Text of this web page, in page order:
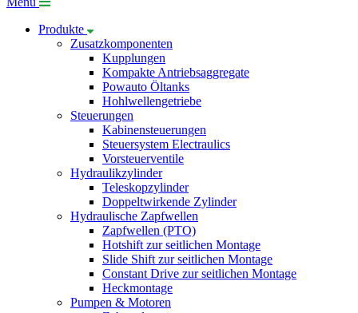
Produkte
Zusatzkomponenten
Kupplungen
Kompakte Antriebsaggregate
Powauto Öltanks
Hohlwellengetriebe
Steuerungen
Kabinensteuerungen
Steuersystem Electraulics
Vorsteuerventile
Hydraulikzylinder
Teleskopzylinder
Doppeltwirkende Zylinder
Hydraulische Zapfwellen
Zapfwellen (PTO)
Hotshift zur seitlichen Montage
Slide Shift zur seitlichen Montage
Constant Drive zur seitlichen Montage
Heckmontage
Pumpen & Motoren